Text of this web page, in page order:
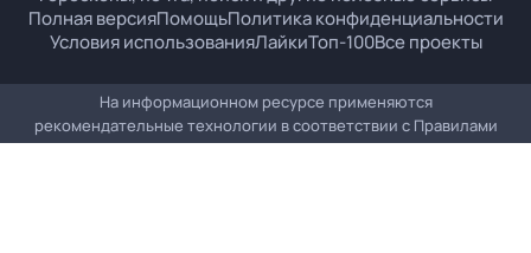
Полная версияПомощьПолитика конфиденциальности
Условия использованияЛайкиТоп-100Все проекты
На информационном ресурсе применяются
рекомендательные технологии в соответствии с Правилами